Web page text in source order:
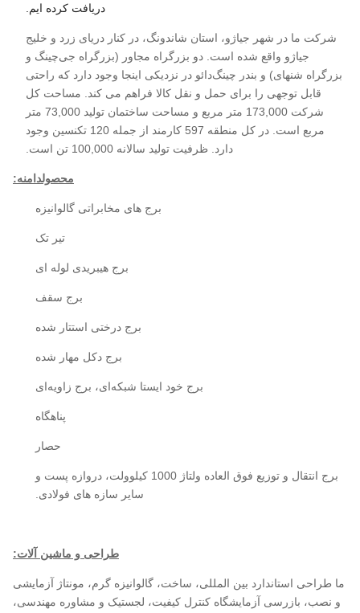
دریافت کرده ایم.
شرکت ما در شهر جیاژو، استان شاندونگ، در کنار دریای زرد و خلیج
جیاژو واقع شده است. دو بزرگراه مجاور (بزرگراه جی‌چینگ و
بزرگراه شنهای) و بندر چینگ‌دائو در نزدیکی اینجا وجود دارد که راحتی
قابل توجهی را برای حمل و نقل کالا فراهم می کند. مساحت کل
شرکت 173,000 متر مربع و مساحت ساختمان تولید 73,000 متر
مربع است. در کل منطقه 597 کارمند از جمله 120 تکنسین وجود
دارد. ظرفیت تولید سالانه 100,000 تن است.
محصولدامنه:
برج های مخابراتی گالوانیزه
تیر تک
برج هیبریدی لوله ای
برج سقف
برج درختی استتار شده
برج دکل مهار شده
برج خود ایستا شبکه‌ای، برج زاویه‌ای
پناهگاه
حصار
برج انتقال و توزیع فوق العاده ولتاژ 1000 کیلوولت، دروازه پست و
سایر سازه های فولادی.
طراحی و ماشین آلات:
ما طراحی استاندارد بین المللی، ساخت، گالوانیزه گرم، مونتاژ آزمایشی
و نصب، بازرسی آزمایشگاه کنترل کیفیت، لجستیک و مشاوره مهندسی،